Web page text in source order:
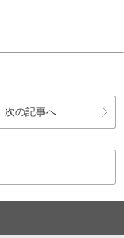
次の記事へ